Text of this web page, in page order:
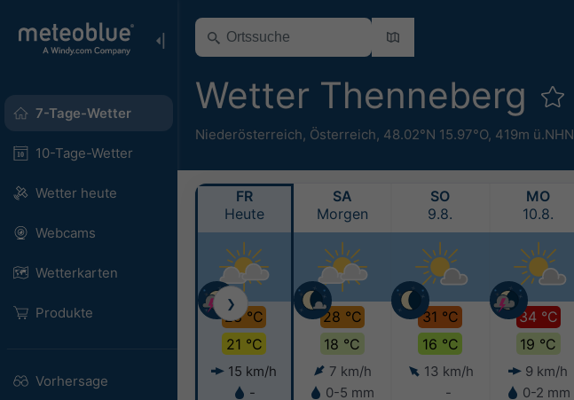
7-Tage-Wetter
10-Tage-Wetter
Wetter heute
Webcams
Wetterkarten
Produkte
Vorhersage
Wetter Thenneberg
Niederösterreich, Österreich, 48.02°N 15.97°O, 419m ü.NHN
FR
Heute
28 °C
21 °C
15 km/h
-
SA
Morgen
28 °C
18 °C
7 km/h
0-5 mm
SO
9.8.
31 °C
16 °C
13 km/h
-
MO
10.8.
34 °C
19 °C
9 km/h
0-2 mm
❯